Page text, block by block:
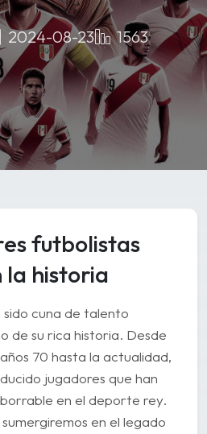
2024-08-23 1563
futbolistas
la historia
cuna de talento
de su rica historia. Desde
70 hasta la actualidad,
jugadores que han
en el deporte rey.
en el legado